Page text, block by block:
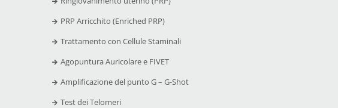
PRP Arricchito (Enriched PRP)
Trattamento con Cellule Staminali
Agopuntura Auricolare e FIVET
Amplificazione del punto G – G-Shot
Test dei Telomeri